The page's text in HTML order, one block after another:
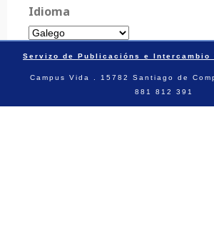
Idioma
Servizo de Publicacións e Intercambio
Campus Vida . 15782 Santiago de
881 812 391